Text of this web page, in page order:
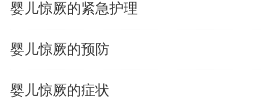
婴儿惊厥的紧急护理
婴儿惊厥的预防
婴儿惊厥的症状